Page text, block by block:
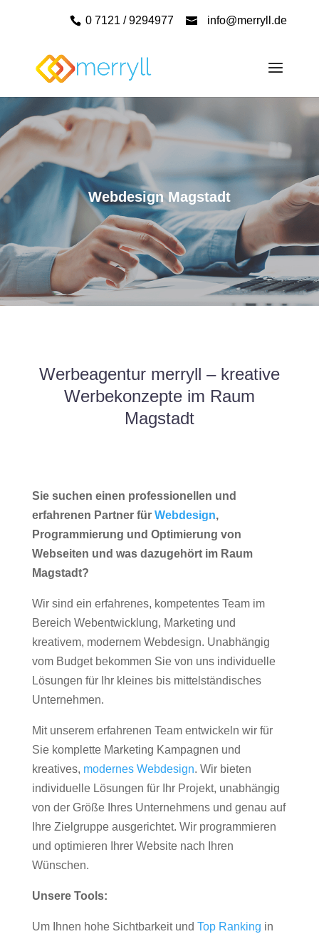
0 7121 / 9294977 info@merryll.de
Webdesign Magstadt
Werbeagentur merryll – kreative
Werbekonzepte im Raum
Magstadt
Sie suchen einen professionellen und
erfahrenen Partner für Webdesign,
Programmierung und Optimierung von
Webseiten und was dazugehört im Raum
Magstadt?
Wir sind ein erfahrenes, kompetentes Team im
Bereich Webentwicklung, Marketing und
kreativem, modernem Webdesign. Unabhängig
vom Budget bekommen Sie von uns individuelle
Lösungen für Ihr kleines bis mittelständisches
Unternehmen.
Mit unserem erfahrenen Team entwickeln wir für
Sie komplette Marketing Kampagnen und
kreatives, modernes Webdesign. Wir bieten
individuelle Lösungen für Ihr Projekt, unabhängig
von der Größe Ihres Unternehmens und genau auf
Ihre Zielgruppe ausgerichtet. Wir programmieren
und optimieren Ihrer Website nach Ihren
Wünschen.
Unsere Tools:
Um Ihnen hohe Sichtbarkeit und Top Ranking in